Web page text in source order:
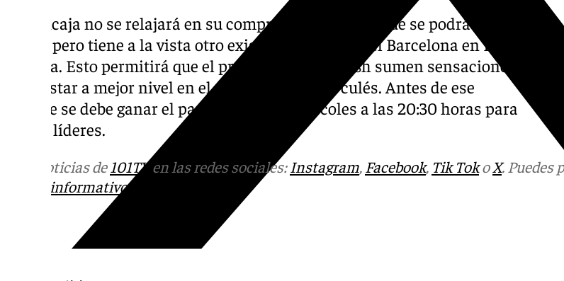
El Unicaja no se relajará en su compromiso europeo que se podrá ver en
, pero tiene a la vista otro exigente duelo ante el Barcelona en Liga
Endesa. Esto permitirá que el propio Díaz o Kravish sumen sensaciones
para estar a mejor nivel en el duelo frente a los culés. Antes de ese
choque se debe ganar el partido de este miércoles a las 20:30 horas para
seguir líderes.
Más noticias de 101TVen las redes sociales: Instagram, Facebook, Tik TokoX. Puedes
informativos@101tv.es